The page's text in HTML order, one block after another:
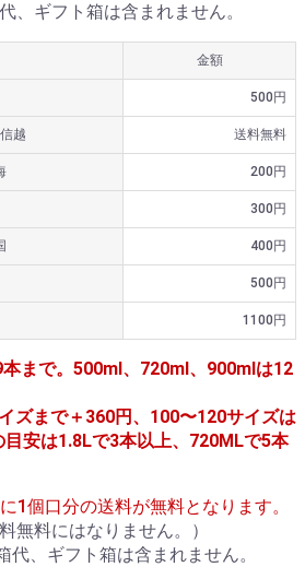
、ギフト箱は含まれません。
金額
500円
越 送料無料
200円
300円
400円
500円
1100円
まで。500ml、720ml、900mlは12
ズまで＋360円、100〜120サイズは
安は1.8Lで3本以上、720MLで5本
1個口分の送料が無料となります。
無料にはなりません。）
、ギフト箱は含まれません。